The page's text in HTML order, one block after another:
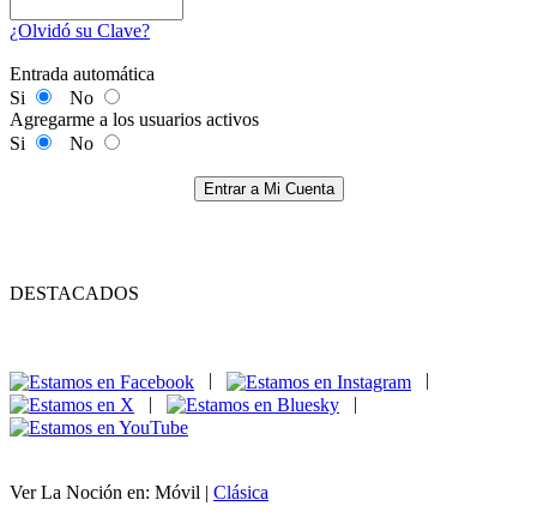
¿Olvidó su Clave?
Entrada automática
Si
No
Agregarme a los usuarios activos
Si
No
Entrar a Mi Cuenta
DESTACADOS
|
|
Ver La Noción en: Móvil | Clásica